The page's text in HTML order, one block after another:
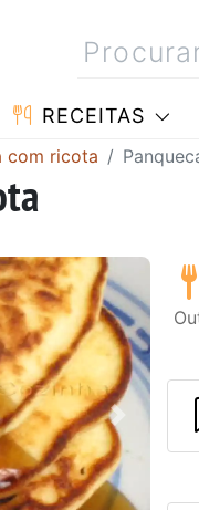
RECEITAS
com ricota
Next